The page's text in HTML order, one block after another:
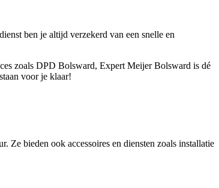
ben je altijd verzekerd van een snelle en
zoals DPD Bolsward, Expert Meijer Bolsward is dé
voor je klaar!
Ze bieden ook accessoires en diensten zoals installatie